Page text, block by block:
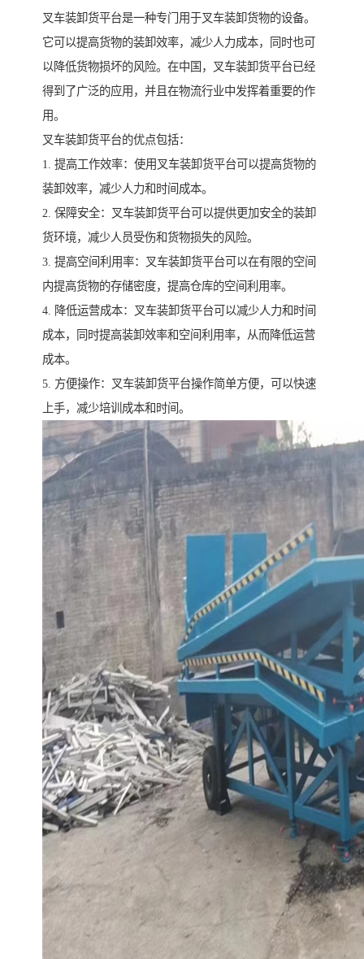
叉车装卸货平台是一种专门用于叉车装卸货物的设备。
它可以提高货物的装卸效率，减少人力成本，同时也可
以降低货物损坏的风险。在中国，叉车装卸货平台已经
得到了广泛的应用，并且在物流行业中发挥着重要的作
用。
叉车装卸货平台的优点包括：
1. 提高工作效率：使用叉车装卸货平台可以提高货物的
装卸效率，减少人力和时间成本。
2. 保障安全：叉车装卸货平台可以提供更加安全的装卸
货环境，减少人员受伤和货物损失的风险。
3. 提高空间利用率：叉车装卸货平台可以在有限的空间
内提高货物的存储密度，提高仓库的空间利用率。
4. 降低运营成本：叉车装卸货平台可以减少人力和时间
成本，同时提高装卸效率和空间利用率，从而降低运营
成本。
5. 方便操作：叉车装卸货平台操作简单方便，可以快速
上手，减少培训成本和时间。